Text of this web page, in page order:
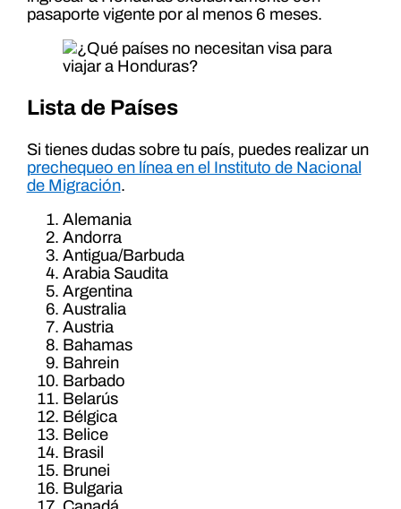
pasaporte vigente por al menos 6 meses.
Lista de Países
Si tienes dudas sobre tu país, puedes realizar un
prechequeo en línea en el Instituto de Nacional
de Migración.
Alemania
Andorra
Antigua/Barbuda
Arabia Saudita
Argentina
Australia
Austria
Bahamas
Bahrein
Barbado
Belarús
Bélgica
Belice
Brasil
Brunei
Bulgaria